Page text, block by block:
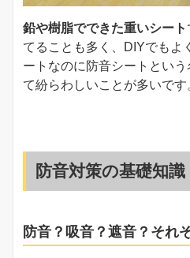
鉛や樹脂でできた重いシート
てることも多く、DIYでもよ
ートなのに防音シートとい
て紛らわしいことが多いです
防音対策の基礎知識
防音？吸音？遮音？それ